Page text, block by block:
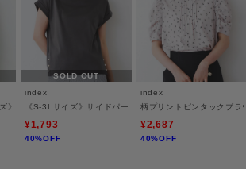
ットに入れてのお洗濯をおすすめいたします。
オフホワイト（303）はやや透け感があります。
》ビジューボタンクルーネックカーディガン【洗濯機洗い可】
SOLD OUT
index
《S-3Lサイズ》サイドパール調ボタンボクシートップス
¥1,793
40%OFF
index
柄プリントピンタックブラ
¥2,687
40%OFF